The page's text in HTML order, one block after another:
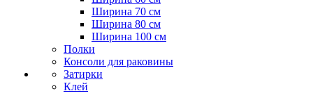
Ширина 70 см
Ширина 80 см
Ширина 100 см
Полки
Консоли для раковины
Затирки
Клей